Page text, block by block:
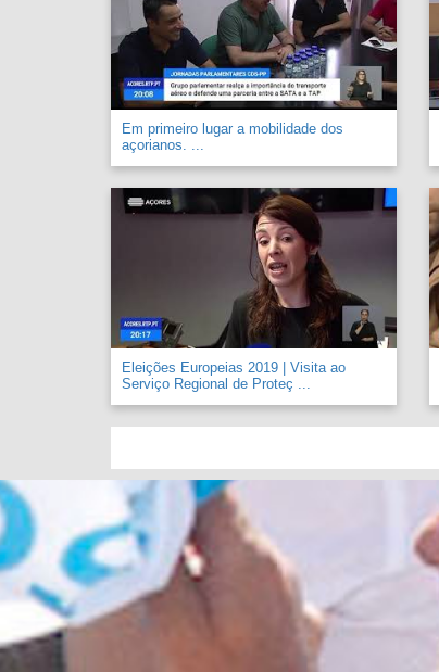
Em primeiro lugar a mobilidade dos
açorianos. ...
Eleições Europeias 2019 | Visita ao
Serviço Regional de Proteç ...